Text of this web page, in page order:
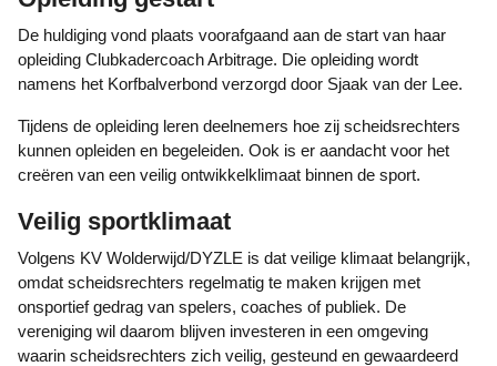
De huldiging vond plaats voorafgaand aan de start van haar
opleiding Clubkadercoach Arbitrage. Die opleiding wordt
namens het Korfbalverbond verzorgd door Sjaak van der Lee.
Tijdens de opleiding leren deelnemers hoe zij scheidsrechters
kunnen opleiden en begeleiden. Ook is er aandacht voor het
creëren van een veilig ontwikkelklimaat binnen de sport.
Veilig sportklimaat
Volgens KV Wolderwijd/DYZLE is dat veilige klimaat belangrijk,
omdat scheidsrechters regelmatig te maken krijgen met
onsportief gedrag van spelers, coaches of publiek. De
vereniging wil daarom blijven investeren in een omgeving
waarin scheidsrechters zich veilig, gesteund en gewaardeerd